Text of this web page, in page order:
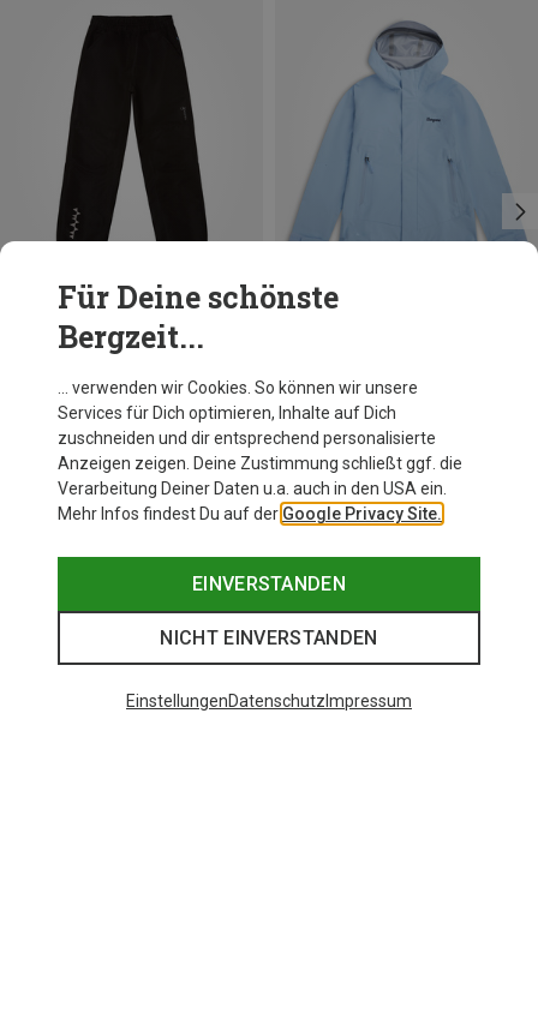
Du sparst 18%
Für Deine schönste
Bergzeit...
… verwenden wir Cookies. So können wir unsere
Services für Dich optimieren, Inhalte auf Dich
zuschneiden und dir entsprechend personalisierte
Anzeigen zeigen. Deine Zustimmung schließt ggf. die
Verarbeitung Deiner Daten u.a. auch in den USA ein.
Mehr Infos findest Du auf der Google Privacy Site.
EINVERSTANDEN
NICHT EINVERSTANDEN
EinstellungenDatenschutz Impressum